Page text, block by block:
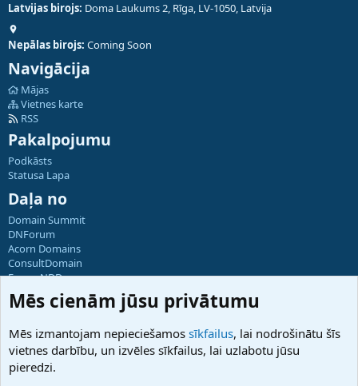
Latvijas birojs: Doma Laukums 2, Rīga, LV-1050, Latvija
Nepālas birojs: Coming Soon
Navigācija
Mājas
Vietnes karte
RSS
Pakalpojumu
Podkāsts
Statusa Lapa
Daļa no
Domain Summit
DNForum
Acorn Domains
ConsultDomain
ForumNDD
Domainforum.ro
27.be
Hostmaria
Atbalsts
Mēs cienām jūsu privātumu
Mēs izmantojam nepieciešamos sīkfailus, lai nodrošinātu šīs
vietnes darbību, un izvēles sīkfailus, lai uzlabotu jūsu
pieredzi.